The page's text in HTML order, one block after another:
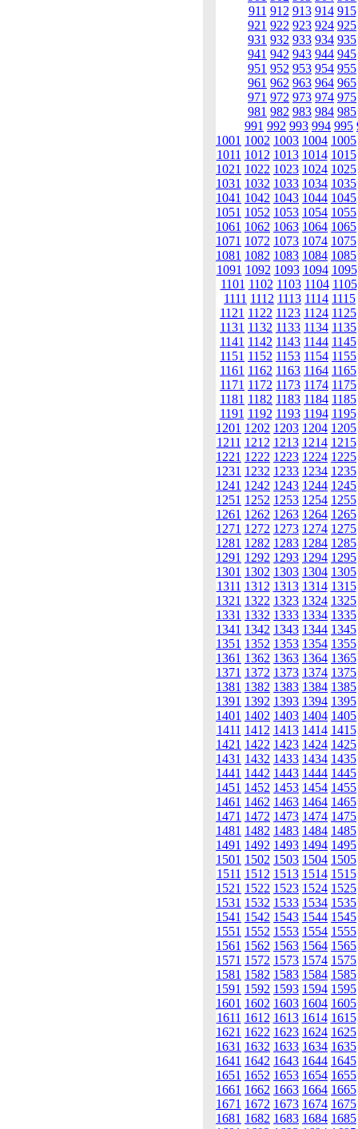
911 912 913 914 915
921 922 923 924 925
931 932 933 934 935
941 942 943 944 945
951 952 953 954 955
961 962 963 964 965
971 972 973 974 975
981 982 983 984 985
991 992 993 994 995
1001 1002 1003 1004 1005
1011 1012 1013 1014 1015
1021 1022 1023 1024 1025
1031 1032 1033 1034 1035
1041 1042 1043 1044 1045
1051 1052 1053 1054 1055
1061 1062 1063 1064 1065
1071 1072 1073 1074 1075
1081 1082 1083 1084 1085
1091 1092 1093 1094 1095
1101 1102 1103 1104 1105
1111 1112 1113 1114 1115
1121 1122 1123 1124 1125
1131 1132 1133 1134 1135
1141 1142 1143 1144 1145
1151 1152 1153 1154 1155
1161 1162 1163 1164 1165
1171 1172 1173 1174 1175
1181 1182 1183 1184 1185
1191 1192 1193 1194 1195
1201 1202 1203 1204 1205
1211 1212 1213 1214 1215
1221 1222 1223 1224 1225
1231 1232 1233 1234 1235
1241 1242 1243 1244 1245
1251 1252 1253 1254 1255
1261 1262 1263 1264 1265
1271 1272 1273 1274 1275
1281 1282 1283 1284 1285
1291 1292 1293 1294 1295
1301 1302 1303 1304 1305
1311 1312 1313 1314 1315
1321 1322 1323 1324 1325
1331 1332 1333 1334 1335
1341 1342 1343 1344 1345
1351 1352 1353 1354 1355
1361 1362 1363 1364 1365
1371 1372 1373 1374 1375
1381 1382 1383 1384 1385
1391 1392 1393 1394 1395
1401 1402 1403 1404 1405
1411 1412 1413 1414 1415
1421 1422 1423 1424 1425
1431 1432 1433 1434 1435
1441 1442 1443 1444 1445
1451 1452 1453 1454 1455
1461 1462 1463 1464 1465
1471 1472 1473 1474 1475
1481 1482 1483 1484 1485
1491 1492 1493 1494 1495
1501 1502 1503 1504 1505
1511 1512 1513 1514 1515
1521 1522 1523 1524 1525
1531 1532 1533 1534 1535
1541 1542 1543 1544 1545
1551 1552 1553 1554 1555
1561 1562 1563 1564 1565
1571 1572 1573 1574 1575
1581 1582 1583 1584 1585
1591 1592 1593 1594 1595
1601 1602 1603 1604 1605
1611 1612 1613 1614 1615
1621 1622 1623 1624 1625
1631 1632 1633 1634 1635
1641 1642 1643 1644 1645
1651 1652 1653 1654 1655
1661 1662 1663 1664 1665
1671 1672 1673 1674 1675
1681 1682 1683 1684 1685